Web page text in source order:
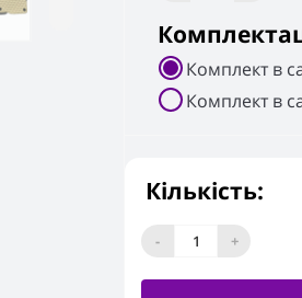
Комплект в
Комплект в
Кількість:
- +